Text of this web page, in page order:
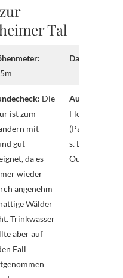
Tal
Dauer:
Die
ist zum
mit
gut
da es
wieder
angenehm
Wälder
Trinkwasser
aber auf
Fall
Flonheim
s.